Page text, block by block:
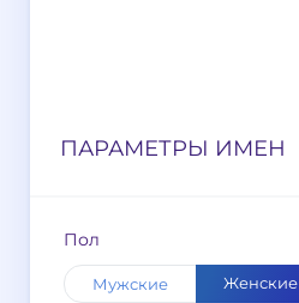
ПАРАМЕТРЫ ИМЕН
Пол
Мужские Женские